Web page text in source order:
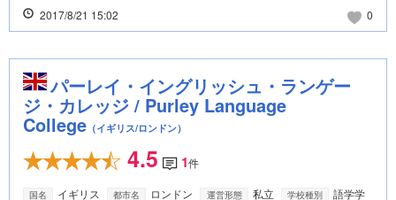
2017/8/21 15:02
0
パーレイ・イングリッシュ・ランゲー
ジ・カレッジ / Purley Language
College （イギリス/ロンドン）
4.5 1件
国名 イギリス 都市名 ロンドン 運営形態 私立 学校種別
語学学